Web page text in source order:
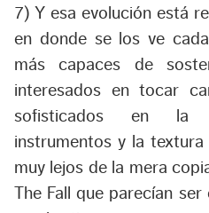
7) Y esa evolución está
en donde se los ve
más capaces de
interesados en tocar
sofisticados en la
instrumentos y la
muy lejos de la mera
The Fall que parecían